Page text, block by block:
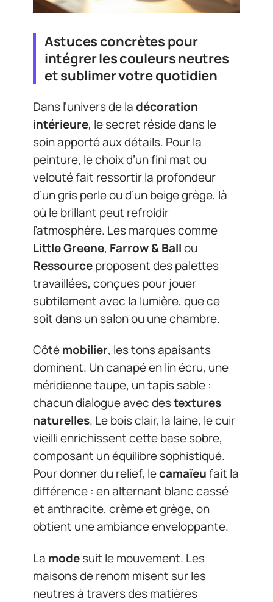
Astuces concrètes pour
intégrer les couleurs neutres
et sublimer votre quotidien
Dans l’univers de ladécoration
intérieure, le secret réside dans le
soin apporté aux détails. Pour la
peinture, le choix d’un fini mat ou
velouté fait ressortir la profondeur
d’un gris perle ou d’un beige grège, là
où le brillant peut refroidir
l’atmosphère. Les marques comme
Little Greene, Farrow & Ballou
Ressourceproposent des palettes
travaillées, conçues pour jouer
subtilement avec la lumière, que ce
soit dans un salon ou une chambre.
Côtémobilier, les tons apaisants
dominent. Un canapé en lin écru, une
méridienne taupe, un tapis sable :
chacun dialogue avec destextures
naturelles. Le bois clair, la laine, le cuir
vieilli enrichissent cette base sobre,
composant un équilibre sophistiqué.
Pour donner du relief, lecamaïeufait la
différence : en alternant blanc cassé
et anthracite, crème et grège, on
obtient une ambiance enveloppante.
La modesuit le mouvement. Les
maisons de renom misent sur les
neutres à travers des matières